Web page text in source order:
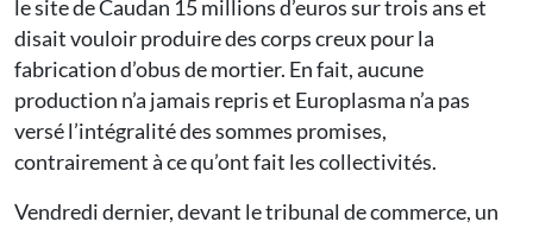
le site de Caudan 15 millions d’euros sur trois ans et
disait vouloir produire des corps creux pour la
fabrication d’obus de mortier. En fait, aucune
production n’a jamais repris et Europlasma n’a pas
versé l’intégralité des sommes promises,
contrairement à ce qu’ont fait les collectivités.
Vendredi dernier, devant le tribunal de commerce, un